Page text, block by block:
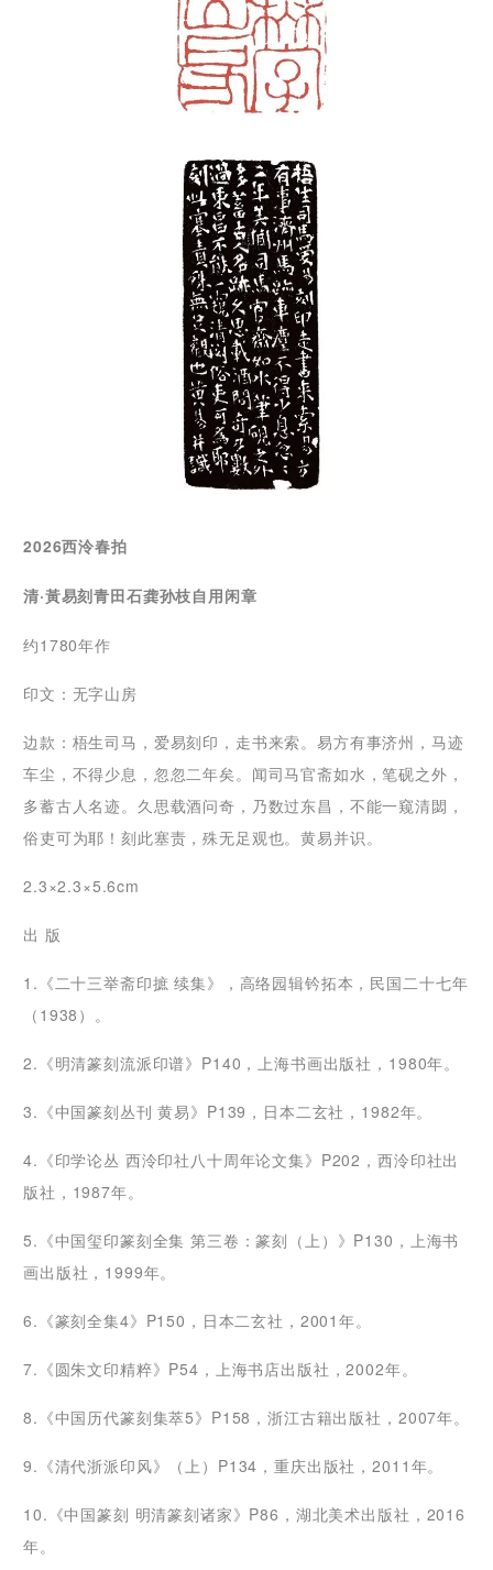
2026西泠春拍
清·黃易刻青田石龚孙枝自用闲章
约1780年作
印文：无字山房
边款：梧生司马，爱易刻印，走书来索。易方有事济州，马迹
车尘，不得少息，忽忽二年矣。闻司马官斋如水，笔砚之外，
多蓄古人名迹。久思载酒问奇，乃数过东昌，不能一窥清閟，
俗吏可为耶！刻此塞责，殊无足观也。黄易并识。
2.3×2.3×5.6cm
出 版
1.《二十三举斋印摭 续集》，高络园辑钤拓本，民国二十七年
（1938）。
2.《明清篆刻流派印谱》P140，上海书画出版社，1980年。
3.《中国篆刻丛刊 黄易》P139，日本二玄社，1982年。
4.《印学论丛 西泠印社八十周年论文集》P202，西泠印社出
版社，1987年。
5.《中国玺印篆刻全集 第三卷：篆刻（上）》P130，上海书
画出版社，1999年。
6.《篆刻全集4》P150，日本二玄社，2001年。
7.《圆朱文印精粹》P54，上海书店出版社，2002年。
8.《中国历代篆刻集萃5》P158，浙江古籍出版社，2007年。
9.《清代浙派印风》（上）P134，重庆出版社，2011年。
10.《中国篆刻 明清篆刻诸家》P86，湖北美术出版社，2016
年。